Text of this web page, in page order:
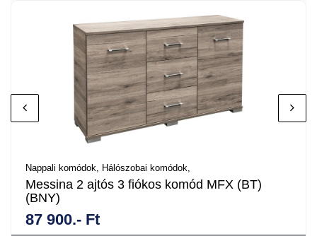
Nappali komódok, Hálószobai komódok,
Messina 2 ajtós 3 fiókos komód MFX (BT)
(BNY)
87 900.- Ft